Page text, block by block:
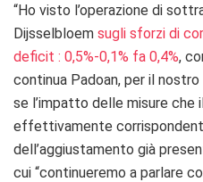
“Ho visto l’operazione di
Dijsselbloem sugli sforzi di
deficit : 0,5%-0,1% fa 0,4%,
continua Padoan, per il
se l’impatto delle misure che
effettivamente
dell’aggiustamento già
cui “continueremo a parlare